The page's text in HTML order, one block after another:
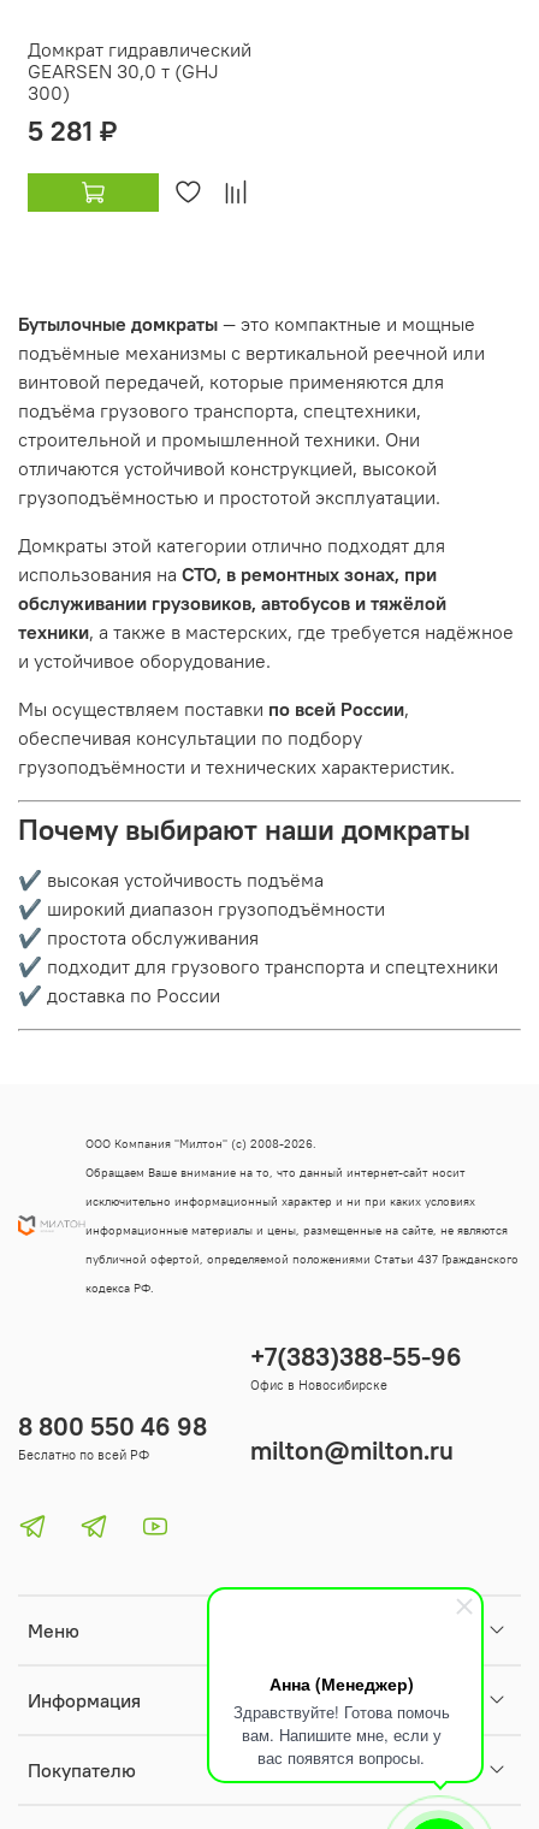
Анна (Менеджер)
Здравствуйте! Готова помочь
вам. Напишите мне, если у
вас появятся вопросы.
Домкрат гидравлический
GEARSEN 30,0 т (GHJ
300)
5 281 ₽
Бутылочные домкраты — это компактные и мощные
подъёмные механизмы с вертикальной реечной или
винтовой передачей, которые применяются для
подъёма грузового транспорта, спецтехники,
строительной и промышленной техники. Они
отличаются устойчивой конструкцией, высокой
грузоподъёмностью и простотой эксплуатации.
Домкраты этой категории отлично подходят для
использования на СТО, в ремонтных зонах, при
обслуживании грузовиков, автобусов и тяжёлой
техники, а также в мастерских, где требуется надёжное
и устойчивое оборудование.
Мы осуществляем поставки по всей России,
обеспечивая консультации по подбору
грузоподъёмности и технических характеристик.
Почему выбирают наши домкраты
✔ высокая устойчивость подъёма
✔ широкий диапазон грузоподъёмности
✔ простота обслуживания
✔ подходит для грузового транспорта и спецтехники
✔ доставка по России
Меню
Информация
Покупателю
8 800 550 46 98
Беслатно по всей РФ
+7(383)388-55-96
Офис в Новосибирске
milton@milton.ru
ООО Компания "Милтон" (с) 2008-2026.
Обращаем Ваше внимание на то, что данный интернет-сайт носит
исключительно информационный характер и ни при каких условиях
информационные материалы и цены, размещенные на сайте, не являются
публичной офертой, определяемой положениями Статьи 437 Гражданского
кодекса РФ.